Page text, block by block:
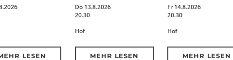
LESEN
Do 13.8.2026
20.30
Hof
MEHR LESEN
Fr 14.8.2026
20.30
Hof
MEHR LESEN